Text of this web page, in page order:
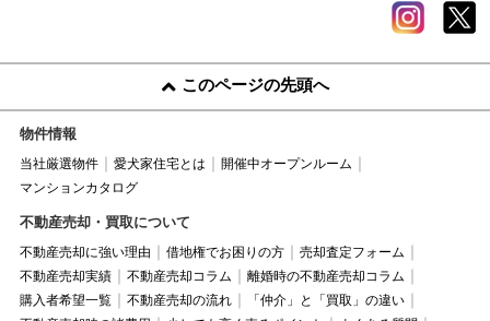
このページの先頭へ
物件情報
当社厳選物件 愛犬家住宅とは
開催中オープンルーム
マンションカタログ
不動産売却・買取について
不動産売却に強い理由 借地権でお困りの方
売却査定フォーム
不動産売却実績
不動産売却コラム
離婚時の不動産売却コラム
購入者希望一覧
不動産売却の流れ
「仲介」と「買取」の違い